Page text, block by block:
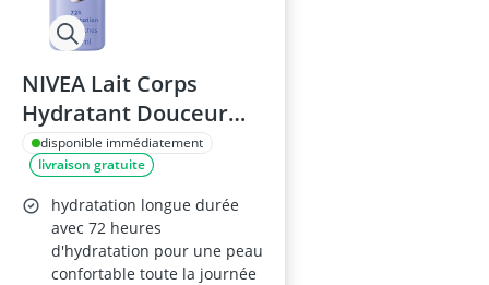
NIVEA Lait Corps
Hydratant Douceur
72h 250 ml – Crème
hydratante à l’Acide
Hyaluronique pur et
Beurre de karité pour
peaux sèches
disponible immédiatement
livraison gratuite
hydratation longue durée
avec 72 heures
d'hydratation pour une peau
confortable toute la journée